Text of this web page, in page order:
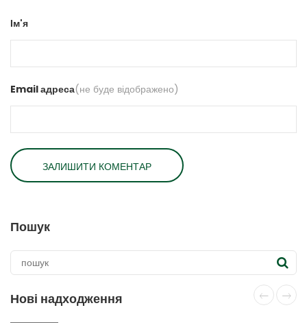
Ім'я
Email адреса(не буде відображено)
Пошук
Нові надходження